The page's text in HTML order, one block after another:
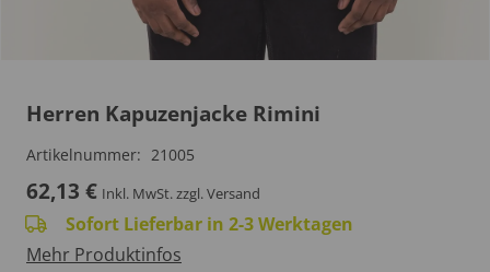
Herren Kapuzenjacke Rimini
Artikelnummer: 21005
62,13 € Inkl. MwSt.zzgl. Versand
Sofort Lieferbar in 2-3 Werktagen
Mehr Produktinfos